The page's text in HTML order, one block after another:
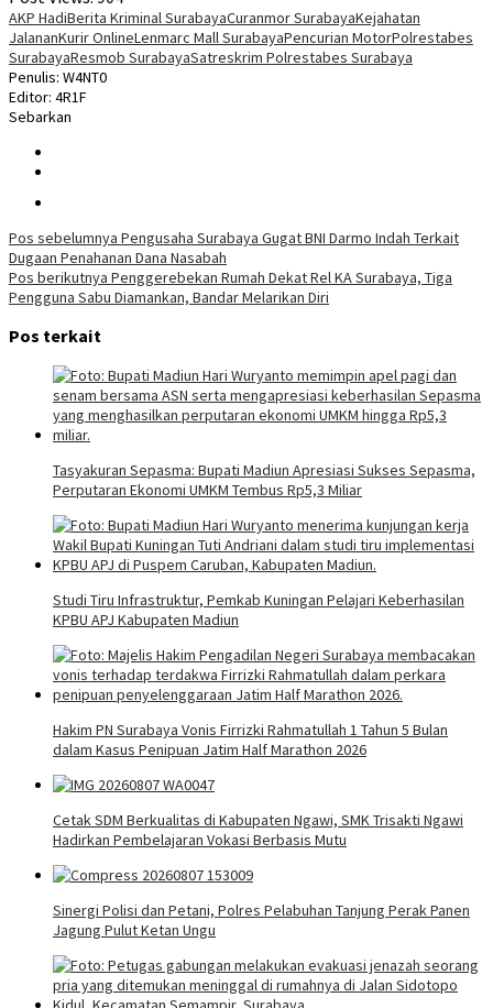
AKP HadiBerita Kriminal SurabayaCuranmor SurabayaKejahatan
JalananKurir OnlineLenmarc Mall SurabayaPencurian MotorPolrestabes
SurabayaResmob SurabayaSatreskrim Polrestabes Surabaya
Penulis: W4NT0
Editor: 4R1F
Sebarkan
Navigasi
pos
Pos sebelumnya Pengusaha Surabaya Gugat BNI Darmo Indah Terkait
Dugaan Penahanan Dana Nasabah
Pos berikutnya Penggerebekan Rumah Dekat Rel KA Surabaya, Tiga
Pengguna Sabu Diamankan, Bandar Melarikan Diri
Pos terkait
Tasyakuran Sepasma: Bupati Madiun Apresiasi Sukses Sepasma,
Perputaran Ekonomi UMKM Tembus Rp5,3 Miliar
Studi Tiru Infrastruktur, Pemkab Kuningan Pelajari Keberhasilan
KPBU APJ Kabupaten Madiun
Hakim PN Surabaya Vonis Firrizki Rahmatullah 1 Tahun 5 Bulan
dalam Kasus Penipuan Jatim Half Marathon 2026
Cetak SDM Berkualitas di Kabupaten Ngawi, SMK Trisakti Ngawi
Hadirkan Pembelajaran Vokasi Berbasis Mutu
Sinergi Polisi dan Petani, Polres Pelabuhan Tanjung Perak Panen
Jagung Pulut Ketan Ungu